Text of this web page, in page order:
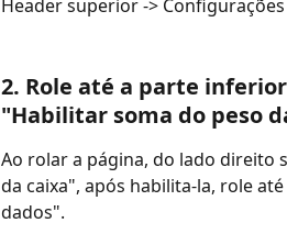
Header superior ->
2. Role até a parte
"Habilitar soma do peso
Ao rolar a página, do lado direito
da caixa", após habilita-la, role
dados".